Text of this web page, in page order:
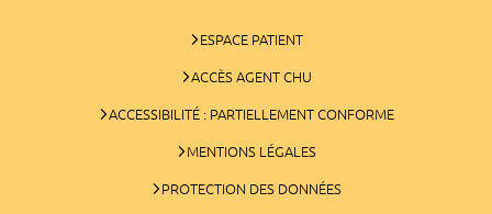
ESPACE PATIENT
ACCÈS AGENT CHU
ACCESSIBILITÉ : PARTIELLEMENT CONFORME
MENTIONS LÉGALES
PROTECTION DES DONNÉES